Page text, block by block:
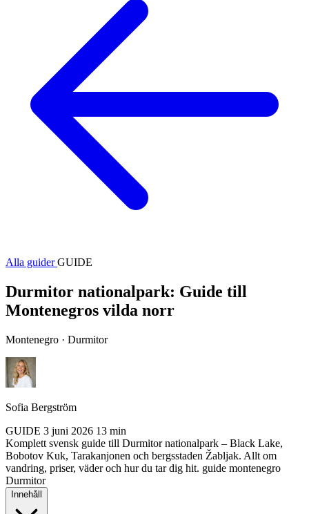
Alla guiderGUIDE
Durmitor nationalpark: Guide till
Montenegros vilda norr
Montenegro · Durmitor
Sofia Bergström
GUIDE 3 juni 2026 13 min
Komplett svensk guide till Durmitor nationalpark – Black Lake,
Bobotov Kuk, Tarakanjonen och bergsstaden Žabljak. Allt om
vandring, priser, väder och hur du tar dig hit. guide montenegro
Durmitor
Innehåll